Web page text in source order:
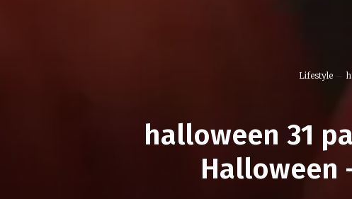
Lifestyle
halloween 31
Halloween